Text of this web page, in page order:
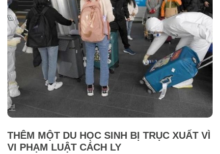
THÊM MỘT DU HỌC SINH BỊ TRỤC XUẤT VÌ
VI PHẠM LUẬT CÁCH LY